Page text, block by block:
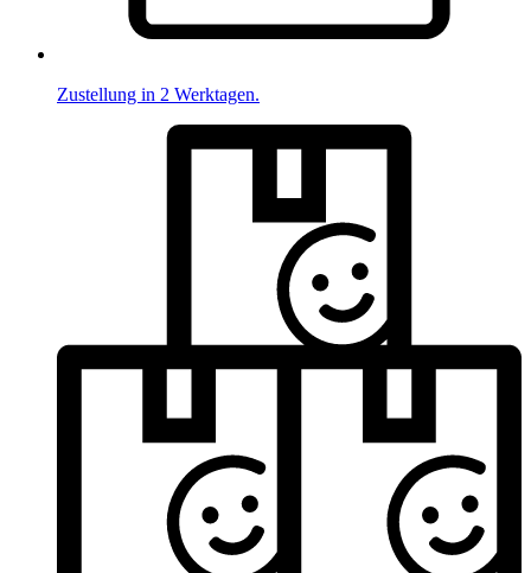
Zustellung in 2 Werktagen.